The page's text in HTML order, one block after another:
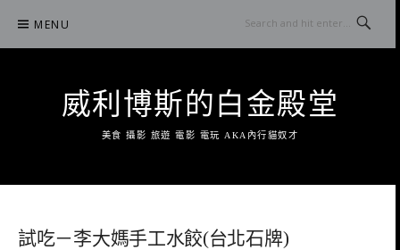
content
MENU
威利博斯的白金殿堂
美食 攝影 旅遊 電影 電玩 AKA內行貓奴才
試吃－李大媽手工水餃(台北石牌)